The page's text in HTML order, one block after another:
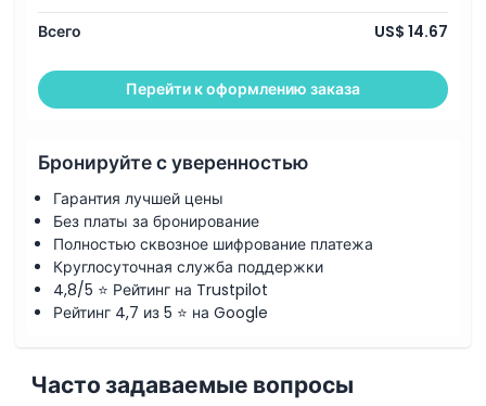
Всего US$ 14.67
Перейти к оформлению заказа
Бронируйте с уверенностью
Гарантия лучшей цены
Без платы за бронирование
Полностью сквозное шифрование платежа
Круглосуточная служба поддержки
4,8/5 ⭐ Рейтинг на Trustpilot
Рейтинг 4,7 из 5 ⭐ на Google
Часто задаваемые вопросы